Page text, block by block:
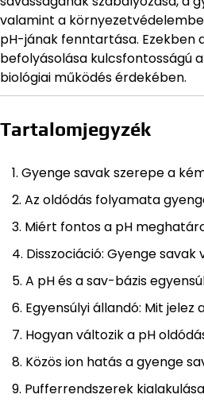
valamint a
pH-jának fenntartása. Ezekben
befolyásolása kulcsfontosságú
biológiai működés érdekében.
Tartalomjegyzék
Gyenge savak szerepe a
Az oldódás folyamata
Miért fontos a pH
Disszociáció: Gyenge savak
A pH és a sav-bázis
Egyensúlyi állandó: Mit jelez
Hogyan változik a pH
Közös ion hatás a gyenge
Pufferrendszerek